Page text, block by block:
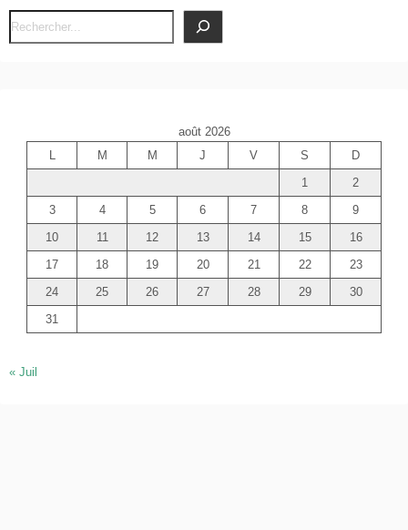
R
e
août 2026
L
M M J V S
D
1
2
3
4 5 6 7 8
9
10
11 12 13 14 15
16
17
18 19 20 21 22
23
24
25 26 27 28 29
30
31
« Juil